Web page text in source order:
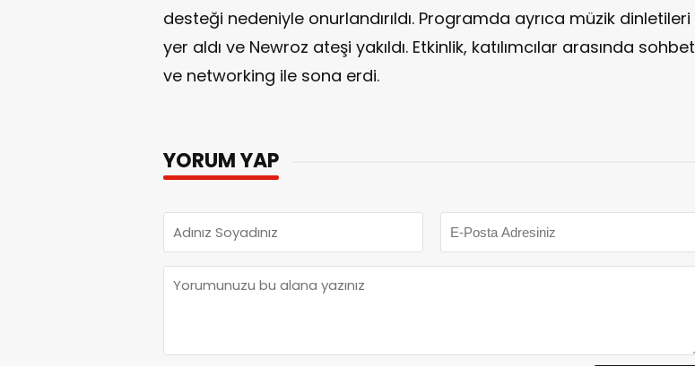
desteği nedeniyle onurlandırıldı. Programda ayrıca müzik dinletileri
yer aldı ve Newroz ateşi yakıldı. Etkinlik, katılımcılar arasında sohbet
ve networking ile sona erdi.
YORUM YAP